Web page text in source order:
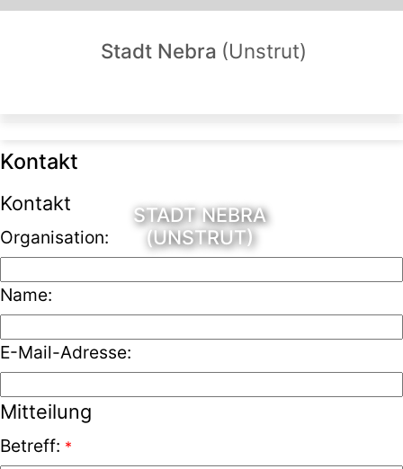
Stadt Nebra (Unstrut)
STADT NEBRA
(UNSTRUT)
Kontakt
Kontakt
Organisation:
Name:
E-Mail-Adresse:
Mitteilung
Betreff: *